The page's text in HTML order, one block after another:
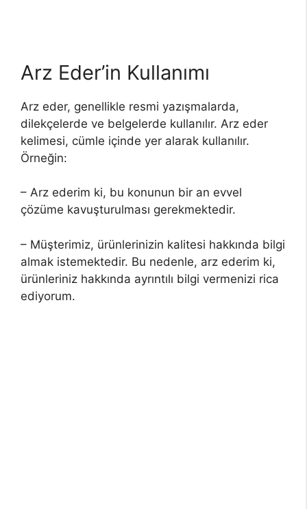
Arz Eder’in Kullanımı
Arz eder, genellikle resmi yazışmalarda,
dilekçelerde ve belgelerde kullanılır. Arz eder
kelimesi, cümle içinde yer alarak kullanılır.
Örneğin:
– Arz ederim ki, bu konunun bir an evvel
çözüme kavuşturulması gerekmektedir.
– Müşterimiz, ürünlerinizin kalitesi hakkında bilgi
almak istemektedir. Bu nedenle, arz ederim ki,
ürünleriniz hakkında ayrıntılı bilgi vermenizi rica
ediyorum.